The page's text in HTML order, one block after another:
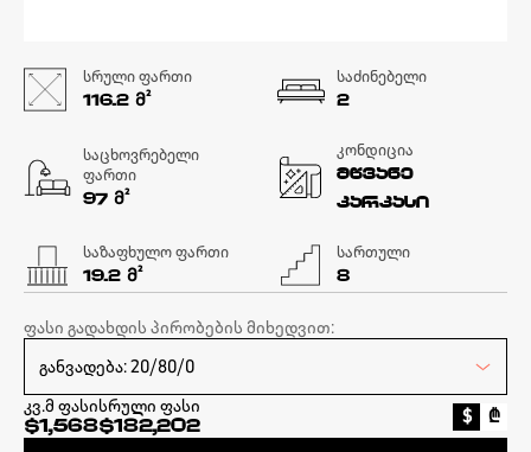
სრული ფართი
116.2 Მ²
საძინებელი
2
საცხოვრებელი
ფართი
97 Მ²
კონდიცია
მწვანე
კარკასი
საზაფხულო ფართი
19.2 Მ²
სართული
8
ფასი გადახდის პირობების მიხედვით:
კვ.მ ფასი
$1,568
სრული ფასი
$182,202 $ ₾